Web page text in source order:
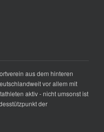
aus dem hinteren
vor allem mit
aktiv - nicht umsonst ist
der